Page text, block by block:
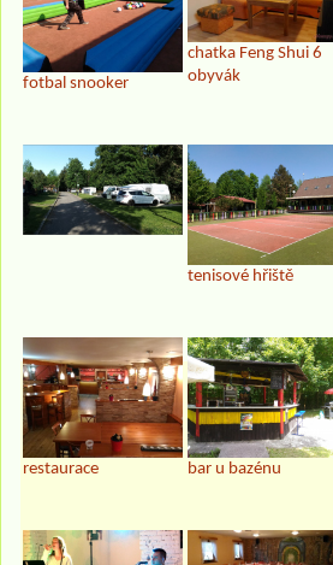
fotbal snooker
chatka Feng Shui 6
obyvák
tenisové hřiště
restaurace bar u bazénu